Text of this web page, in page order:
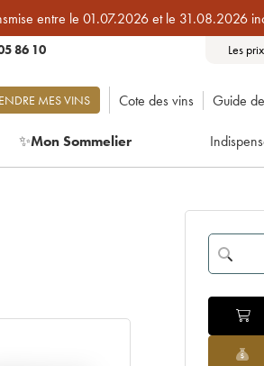
entre le 01.07.2026 et le 31.08.2026
86 10 Les
MES VINS Cote des vins Guide
✨Mon Sommelier